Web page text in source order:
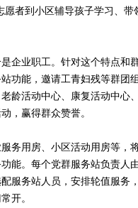
愿者到小区辅导孩子学习、
业职工。针对这个特点和
功能，邀请工青妇残等群团
龄活动中心、康复活动中心
，赢得群众赞誉。
用房、小区活动用房等，
能。每个党群服务站负责人
服务站人员，安排轮值服务
开。